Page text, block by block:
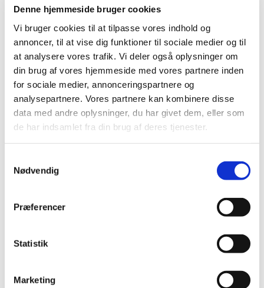
Denne hjemmeside bruger cookies
Vi bruger cookies til at tilpasse vores indhold og
annoncer, til at vise dig funktioner til sociale medier og til
at analysere vores trafik. Vi deler også oplysninger om
din brug af vores hjemmeside med vores partnere inden
for sociale medier, annonceringspartnere og
analysepartnere. Vores partnere kan kombinere disse
data med andre oplysninger, du har givet dem, eller som
de har indsamlet fra din brug af deres tjenester.
Nødvendig
Præferencer
Statistik
Marketing